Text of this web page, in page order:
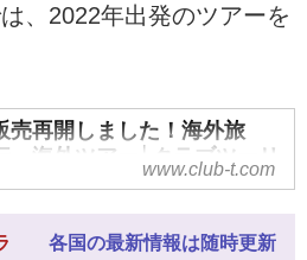
、2022年出発のツアーを
売再開しました！海外旅
・海外ツアー│クラブツーリ
ム
ラブツーリズムでは、海外ツア
の販売を再開しました！お待た
www.club-t.com
各国の最新情報は随時更新